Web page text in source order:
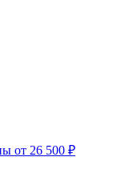
от 26 500 ₽